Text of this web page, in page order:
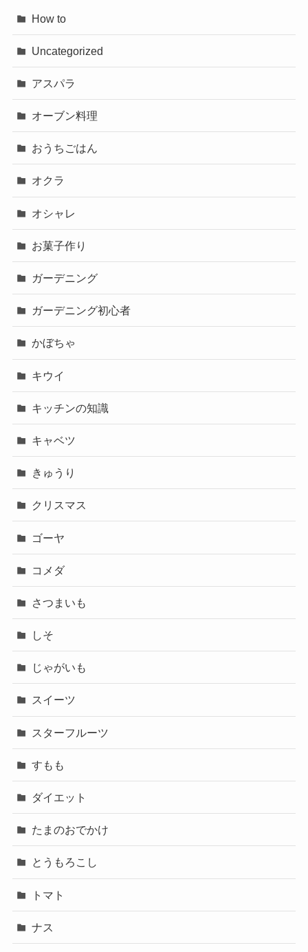
How to
Uncategorized
アスパラ
オーブン料理
おうちごはん
オクラ
オシャレ
お菓子作り
ガーデニング
ガーデニング初心者
かぼちゃ
キウイ
キッチンの知識
キャベツ
きゅうり
クリスマス
ゴーヤ
コメダ
さつまいも
しそ
じゃがいも
スイーツ
スターフルーツ
すもも
ダイエット
たまのおでかけ
とうもろこし
トマト
ナス